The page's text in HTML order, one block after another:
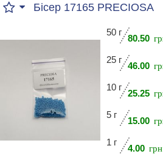
Бісер 17165 PRECIOSA
50 г
80.50
25 г
46.00
10 г
25.25
5 г
15.00
1 г
4.00